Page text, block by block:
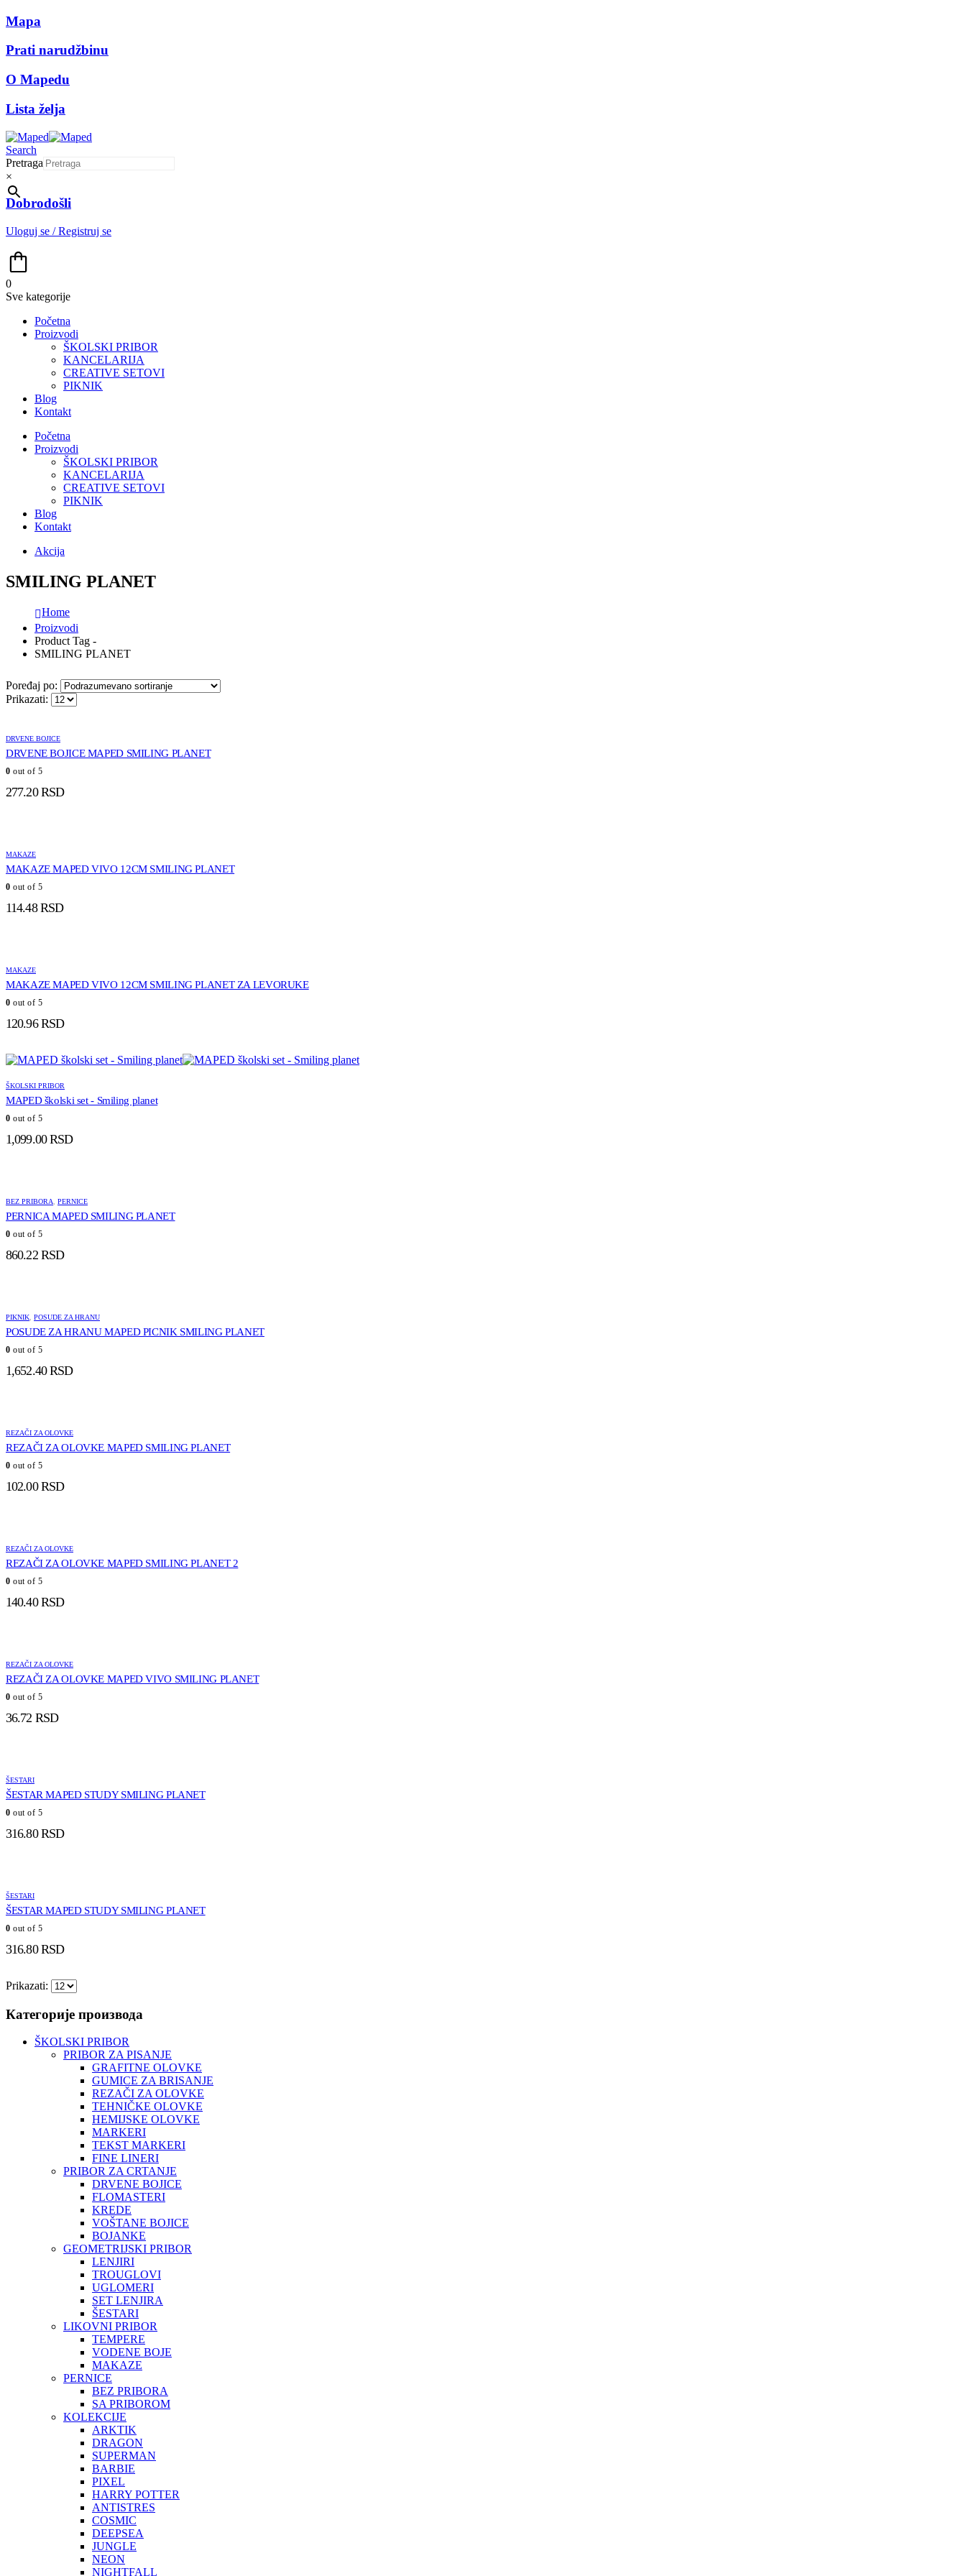
Mapa
Prati narudžbinu
O Mapedu
Lista želja
Search
Pretraga
×
Dobrodošli
Uloguj se / Registruj se
0
Sve kategorije
Početna
Proizvodi
ŠKOLSKI PRIBOR
KANCELARIJA
CREATIVE SETOVI
PIKNIK
Blog
Kontakt
Početna
Proizvodi
ŠKOLSKI PRIBOR
KANCELARIJA
CREATIVE SETOVI
PIKNIK
Blog
Kontakt
Akcija
SMILING PLANET
Home
Proizvodi
Product Tag -
SMILING PLANET
Poređaj po:
Prikazati:
DRVENE BOJICE
DRVENE BOJICE MAPED SMILING PLANET
0 out of 5
277.20RSD
MAKAZE
MAKAZE MAPED VIVO 12CM SMILING PLANET
0 out of 5
114.48RSD
MAKAZE
MAKAZE MAPED VIVO 12CM SMILING PLANET ZA LEVORUKE
0 out of 5
120.96RSD
ŠKOLSKI PRIBOR
MAPED školski set - Smiling planet
0 out of 5
1,099.00RSD
BEZ PRIBORA PERNICE
PERNICA MAPED SMILING PLANET
0 out of 5
860.22 RSD
PIKNIK POSUDE ZA HRANU
POSUDE ZA HRANU MAPED PICNIK SMILING PLANET
0 out of 5
1,652.40RSD
REZAČI ZA OLOVKE
REZAČI ZA OLOVKE MAPED SMILING PLANET
0 out of 5
102.00RSD
REZAČI ZA OLOVKE
REZAČI ZA OLOVKE MAPED SMILING PLANET 2
0 out of 5
140.40RSD
REZAČI ZA OLOVKE
REZAČI ZA OLOVKE MAPED VIVO SMILING PLANET
0 out of 5
36.72 RSD
ŠESTARI
ŠESTAR MAPED STUDY SMILING PLANET
0 out of 5
316.80RSD
ŠESTARI
ŠESTAR MAPED STUDY SMILING PLANET
0 out of 5
316.80RSD
Prikazati:
Категорије производа
ŠKOLSKI PRIBOR
PRIBOR ZA PISANJE
GRAFITNE OLOVKE
GUMICE ZA BRISANJE
REZAČI ZA OLOVKE
TEHNIČKE OLOVKE
HEMIJSKE OLOVKE
MARKERI
TEKST MARKERI
FINE LINERI
PRIBOR ZA CRTANJE
DRVENE BOJICE
FLOMASTERI
KREDE
VOŠTANE BOJICE
BOJANKE
GEOMETRIJSKI PRIBOR
LENJIRI
TROUGLOVI
UGLOMERI
SET LENJIRA
ŠESTARI
LIKOVNI PRIBOR
TEMPERE
VODENE BOJE
MAKAZE
PERNICE
BEZ PRIBORA
SA PRIBOROM
KOLEKCIJE
ARKTIK
DRAGON
SUPERMAN
BARBIE
PIXEL
HARRY POTTER
ANTISTRES
COSMIC
DEEPSEA
JUNGLE
NEON
NIGHTFALL